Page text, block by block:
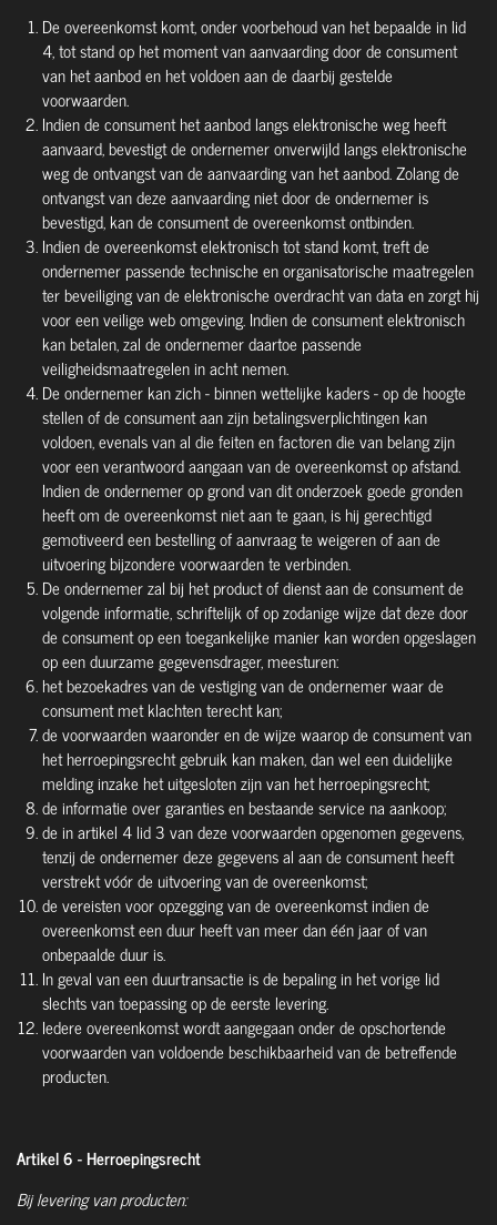
De overeenkomst komt, onder voorbehoud van het bepaalde in lid
4, tot stand op het moment van aanvaarding door de consument
van het aanbod en het voldoen aan de daarbij gestelde
voorwaarden.
Indien de consument het aanbod langs elektronische weg heeft
aanvaard, bevestigt de ondernemer onverwijld langs elektronische
weg de ontvangst van de aanvaarding van het aanbod. Zolang de
ontvangst van deze aanvaarding niet door de ondernemer is
bevestigd, kan de consument de overeenkomst ontbinden.
Indien de overeenkomst elektronisch tot stand komt, treft de
ondernemer passende technische en organisatorische maatregelen
ter beveiliging van de elektronische overdracht van data en zorgt hij
voor een veilige web omgeving. Indien de consument elektronisch
kan betalen, zal de ondernemer daartoe passende
veiligheidsmaatregelen in acht nemen.
De ondernemer kan zich - binnen wettelijke kaders - op de hoogte
stellen of de consument aan zijn betalingsverplichtingen kan
voldoen, evenals van al die feiten en factoren die van belang zijn
voor een verantwoord aangaan van de overeenkomst op afstand.
Indien de ondernemer op grond van dit onderzoek goede gronden
heeft om de overeenkomst niet aan te gaan, is hij gerechtigd
gemotiveerd een bestelling of aanvraag te weigeren of aan de
uitvoering bijzondere voorwaarden te verbinden.
De ondernemer zal bij het product of dienst aan de consument de
volgende informatie, schriftelijk of op zodanige wijze dat deze door
de consument op een toegankelijke manier kan worden opgeslagen
op een duurzame gegevensdrager, meesturen:
het bezoekadres van de vestiging van de ondernemer waar de
consument met klachten terecht kan;
de voorwaarden waaronder en de wijze waarop de consument van
het herroepingsrecht gebruik kan maken, dan wel een duidelijke
melding inzake het uitgesloten zijn van het herroepingsrecht;
de informatie over garanties en bestaande service na aankoop;
de in artikel 4 lid 3 van deze voorwaarden opgenomen gegevens,
tenzij de ondernemer deze gegevens al aan de consument heeft
verstrekt vóór de uitvoering van de overeenkomst;
de vereisten voor opzegging van de overeenkomst indien de
overeenkomst een duur heeft van meer dan één jaar of van
onbepaalde duur is.
In geval van een duurtransactie is de bepaling in het vorige lid
slechts van toepassing op de eerste levering.
Iedere overeenkomst wordt aangegaan onder de opschortende
voorwaarden van voldoende beschikbaarheid van de betreffende
producten.
Artikel 6 - Herroepingsrecht
Bij levering van producten: